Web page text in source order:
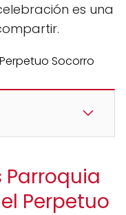
es una
Parroquia
Perpetuo